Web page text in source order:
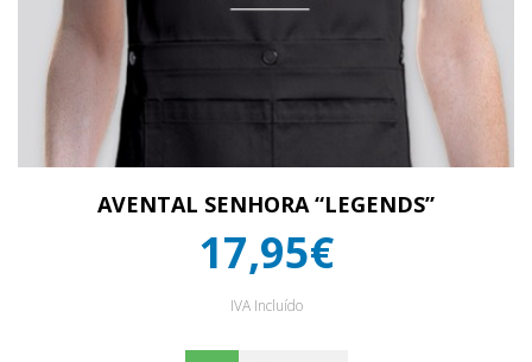
AVENTAL SENHORA “LEGENDS”
17,95€
IVA Incluído